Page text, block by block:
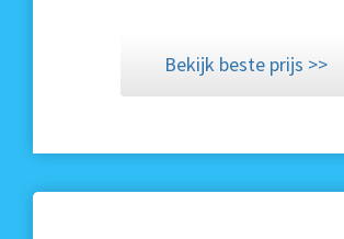
Bekijk beste prijs >>